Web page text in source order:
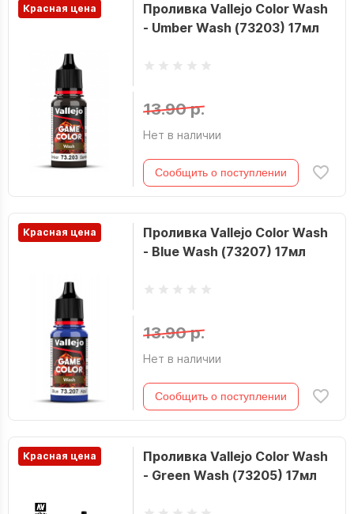
Красная цена
Проливка Vallejo Color Wash
- Umber Wash (73203) 17мл
13.90 р.
Нет в наличии
Сообщить о поступлении
Красная цена
Проливка Vallejo Color Wash
- Blue Wash (73207) 17мл
13.90 р.
Нет в наличии
Сообщить о поступлении
Красная цена
Проливка Vallejo Color Wash
- Green Wash (73205) 17мл